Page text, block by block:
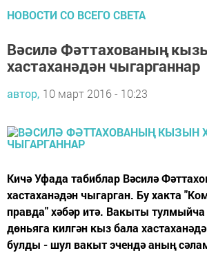
НОВОСТИ СО ВСЕГО СВЕТА
Вәсилә Фәттахованың
хастаханәдән чыгарганнар
автор, 10 март 2016 - 10:23
Кичә Уфада табиблар Вәсилә
хастаханәдән чыгарган. Бу хакта
правда" хәбәр итә. Вакыты тулмыйча
дөньяга килгән кыз бала
булды - шул вакыт эчендә аның